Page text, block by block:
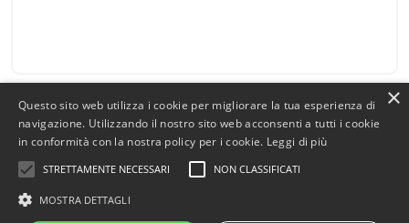
Admin|Informativa Privacy Informativa Cookie
×
Questo sito web utilizza i cookie per migliorare la tua esperienza di
navigazione. Utilizzando il nostro sito web acconsenti a tutti i cookie
in conformità con la nostra policy per i cookie. Leggi di più
STRETTAMENTE NECESSARI NON CLASSIFICATI
MOSTRA DETTAGLI